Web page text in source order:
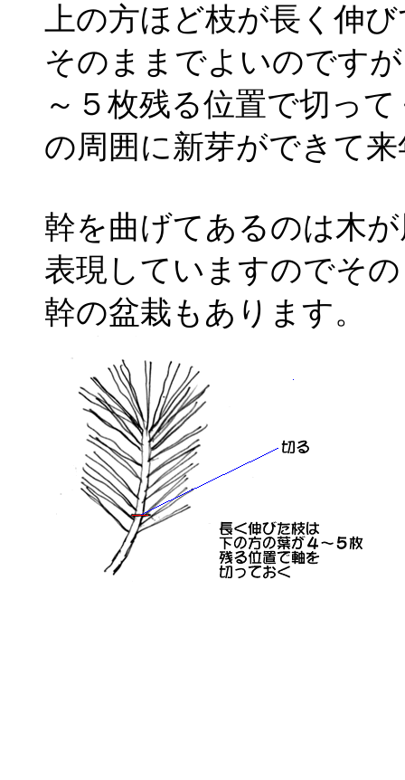
上の方ほど枝が長く伸
そのままでよいのです
～５枚残る位置で切っ
の周囲に新芽ができて
幹を曲げてあるのは木
表現していますのでそ
幹の盆栽もあります。